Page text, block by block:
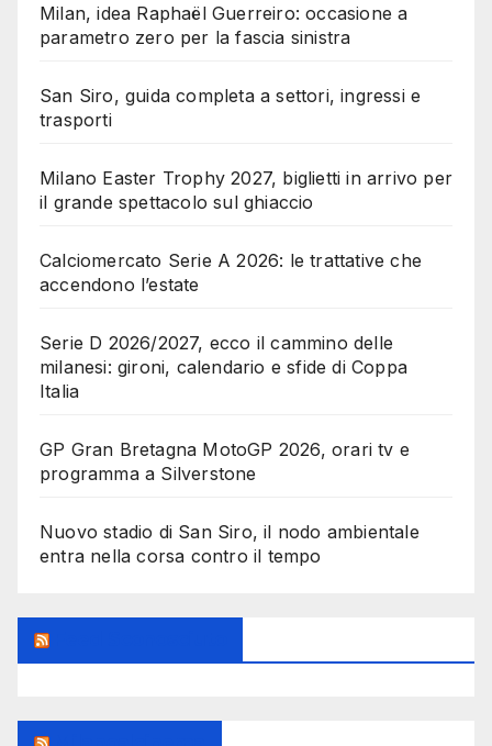
Milan, idea Raphaël Guerreiro: occasione a
parametro zero per la fascia sinistra
San Siro, guida completa a settori, ingressi e
trasporti
Milano Easter Trophy 2027, biglietti in arrivo per
il grande spettacolo sul ghiaccio
Calciomercato Serie A 2026: le trattative che
accendono l’estate
Serie D 2026/2027, ecco il cammino delle
milanesi: gironi, calendario e sfide di Coppa
Italia
GP Gran Bretagna MotoGP 2026, orari tv e
programma a Silverstone
Nuovo stadio di San Siro, il nodo ambientale
entra nella corsa contro il tempo